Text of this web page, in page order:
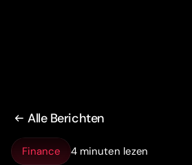
Alle Berichten
Finance 4 minuten lezen